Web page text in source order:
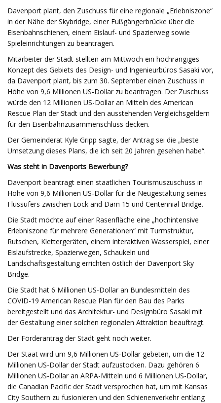
Davenport plant, den Zuschuss für eine regionale „Erlebniszone“
in der Nähe der Skybridge, einer Fußgängerbrücke über die
Eisenbahnschienen, einem Eislauf- und Spazierweg sowie
Spieleinrichtungen zu beantragen.
Mitarbeiter der Stadt stellten am Mittwoch ein hochrangiges
Konzept des Gebiets des Design- und Ingenieurbüros Sasaki vor,
da Davenport plant, bis zum 30. September einen Zuschuss in
Höhe von 9,6 Millionen US-Dollar zu beantragen. Der Zuschuss
würde den 12 Millionen US-Dollar an Mitteln des American
Rescue Plan der Stadt und den ausstehenden Vergleichsgeldern
für den Eisenbahnzusammenschluss decken.
Der Gemeinderat Kyle Gripp sagte, der Antrag sei die „beste
Umsetzung dieses Plans, die ich seit 20 Jahren gesehen habe“.
Was steht in Davenports Bewerbung?
Davenport beantragt einen staatlichen Tourismuszuschuss in
Höhe von 9,6 Millionen US-Dollar für die Neugestaltung seines
Flussufers zwischen Lock and Dam 15 und Centennial Bridge.
Die Stadt möchte auf einer Rasenfläche eine „hochintensive
Erlebniszone für mehrere Generationen“ mit Turmstruktur,
Rutschen, Klettergeräten, einem interaktiven Wasserspiel, einer
Eislaufstrecke, Spazierwegen, Schaukeln und
Landschaftsgestaltung errichten östlich der Davenport Sky
Bridge.
Die Stadt hat 6 Millionen US-Dollar an Bundesmitteln des
COVID-19 American Rescue Plan für den Bau des Parks
bereitgestellt und das Architektur- und Designbüro Sasaki mit
der Gestaltung einer solchen regionalen Attraktion beauftragt.
Der Förderantrag der Stadt geht noch weiter.
Der Staat wird um 9,6 Millionen US-Dollar gebeten, um die 12
Millionen US-Dollar der Stadt aufzustocken. Dazu gehören 6
Millionen US-Dollar an ARPA-Mitteln und 6 Millionen US-Dollar,
die Canadian Pacific der Stadt versprochen hat, um mit Kansas
City Southern zu fusionieren und den Schienenverkehr entlang